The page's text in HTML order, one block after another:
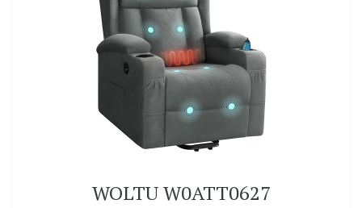
WOLTU W0ATT0627